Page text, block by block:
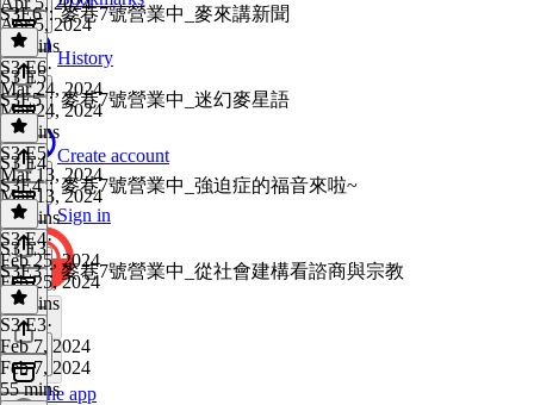
History
Create account
Sign in
Get the app
Apr 5, 2024
13 mins
S3E6：麥巷7號營業中_麥來講新聞
S3 E6·
Mar 24, 2024
Mar 24, 2024
24 mins
S3 E5
S3E5：麥巷7號營業中_迷幻麥星語
S3 E5·
Mar 13, 2024
Mar 13, 2024
12 mins
S3 E4
S3E4：麥巷7號營業中_強迫症的福音來啦~
S3 E4·
Feb 25, 2024
Feb 25, 2024
22 mins
S3 E3
S3E3：麥巷7號營業中_從社會建構看諮商與宗教
S3 E3·
Feb 7, 2024
Feb 7, 2024
55 mins